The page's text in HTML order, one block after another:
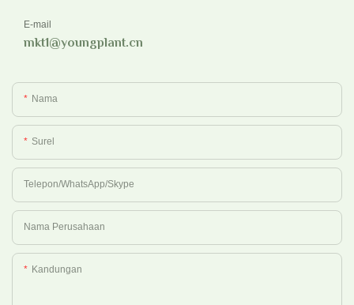
E-mail
mkt1@youngplant.cn
Nama
Surel
Telepon/WhatsApp/Skype
Nama Perusahaan
Kandungan